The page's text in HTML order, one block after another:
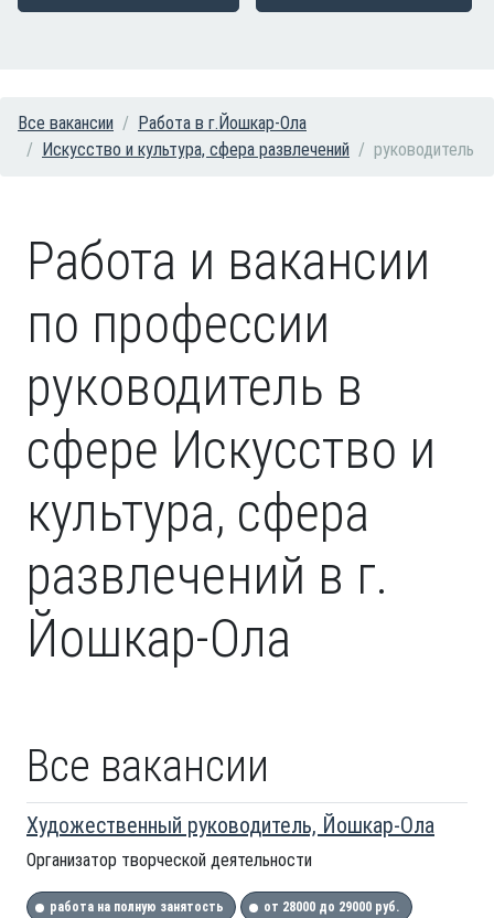
Все вакансии
Работа в г.Йошкар-Ола
Искусство и культура, сфера развлечений
руководитель
Работа и вакансии
по профессии
руководитель в
сфере Искусство и
культура, сфера
развлечений в г.
Йошкар-Ола
Все вакансии
Художественный руководитель, Йошкар-Ола
Организатор творческой деятельности
работа на полную занятость от 28000 до 29000 руб.